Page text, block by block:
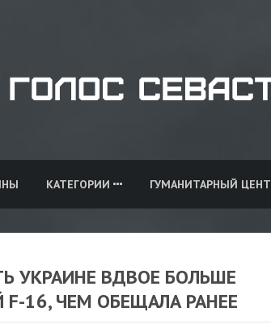
КАТЕГОРИИ ГУМАНИТАРНЫЙ
УКРАИНЕ ВДВОЕ БОЛЬШЕ
16, ЧЕМ ОБЕЩАЛА РАНЕЕ